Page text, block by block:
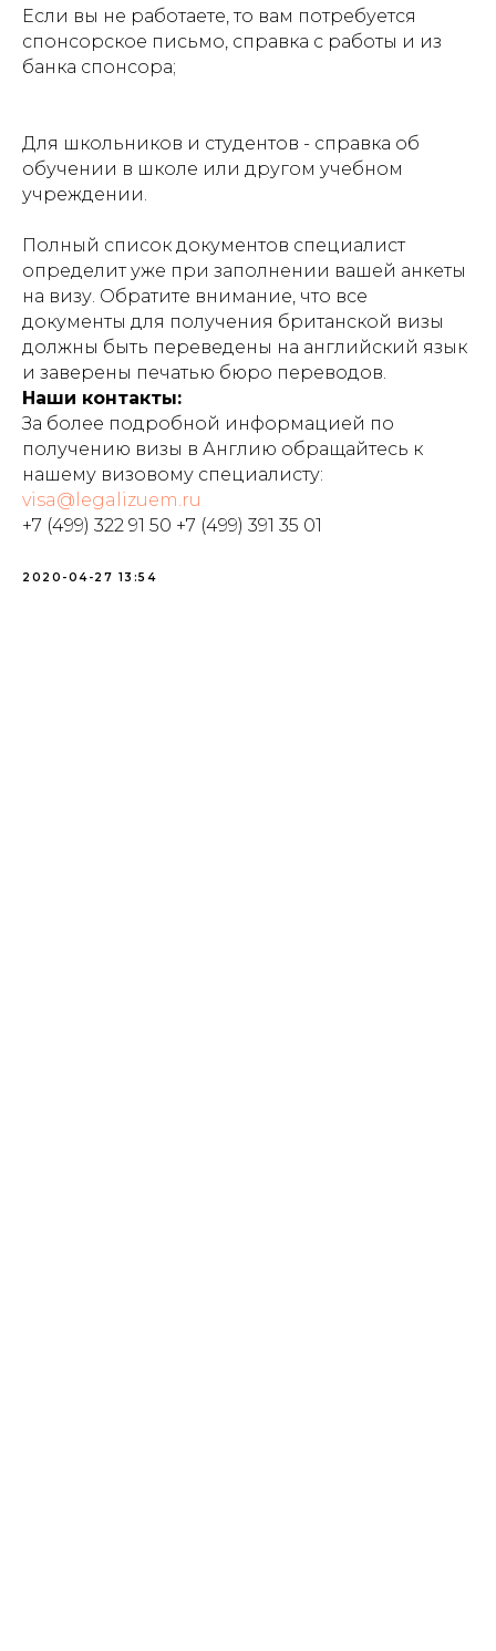
Если вы не работаете, то вам потребуется
спонсорское письмо, справка с работы и из
банка спонсора;
Для школьников и студентов - справка об
обучении в школе или другом учебном
учреждении.
Полный список документов специалист
определит уже при заполнении вашей анкеты
на визу. Обратите внимание, что все
документы для получения британской визы
должны быть переведены на английский язык
и заверены печатью бюро переводов.
Наши контакты:
За более подробной информацией по
получению визы в Англию обращайтесь к
нашему визовому специалисту:
visa@legalizuem.ru
+7 (499) 322 91 50 +7 (499) 391 35 01
2020-04-27 13:54